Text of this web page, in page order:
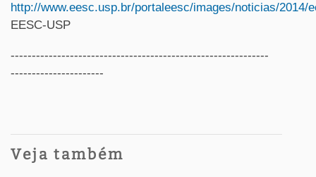
http://www.eesc.usp.br/portaleesc/images/noticias/2014/
EESC-USP
-------------------------------------------------------------
----------------------
Veja também